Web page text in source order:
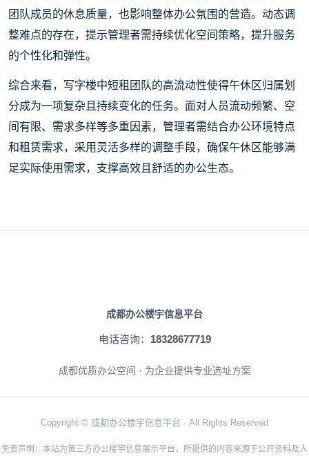
团队成员的休息质量，也影响整体办公氛围的营造。动态调
整难点的存在，提示管理者需持续优化空间策略，提升服务
的个性化和弹性。
综合来看，写字楼中短租团队的高流动性使得午休区归属划
分成为一项复杂且持续变化的任务。面对人员流动频繁、空
间有限、需求多样等多重因素，管理者需结合办公环境特点
和租赁需求，采用灵活多样的调整手段，确保午休区能够满
足实际使用需求，支撑高效且舒适的办公生态。
成都办公楼宇信息平台
电话咨询： 18328677719
成都优质办公空间 · 为企业提供专业选址方案
Copyright © 成都办公楼宇信息平台 · All Rights Reserved
免责声明：本站为第三方办公楼宇信息展示平台，所提供的内容来源于公开资料及人